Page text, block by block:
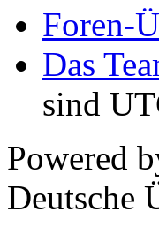
Foren-
Das
sind
Powered
Deutsche